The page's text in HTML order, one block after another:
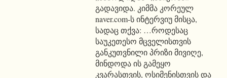
გადავიდა. კიმმა კორეულ
naver.com-ს ინტერვიუ მისცა,
სადაც თქვა: …როდესაც
საუკეთესო მცველისთვის
განკუთვნილი პრიზი მივიღე,
მინდოდა ის გამეყო
კვარასთვის, ოსიმენისთვის და